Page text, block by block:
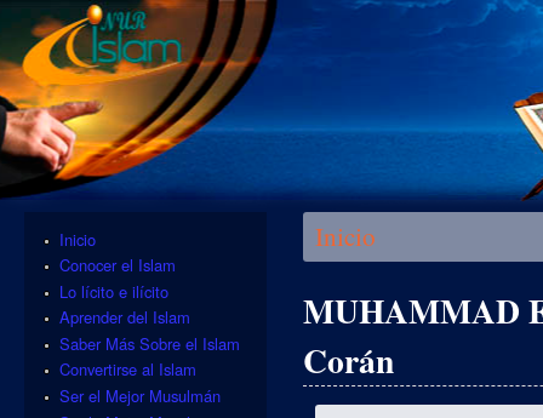
Se encuentra usted aquí
Inicio
MUHAMMAD
Corán
Inicio
Conocer el Islam
Lo lícito e ilícito
Aprender del Islam
Saber Más Sobre el Islam
Convertirse al Islam
Ser el Mejor Musulmán